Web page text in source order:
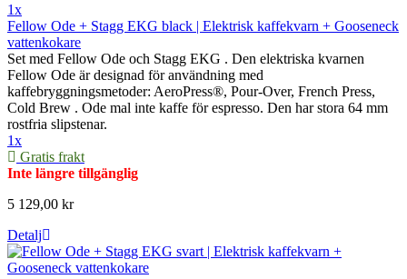
1x
Fellow Ode + Stagg EKG black | Elektrisk kaffekvarn + Gooseneck
vattenkokare
Set med Fellow Ode och Stagg EKG . Den elektriska kvarnen
Fellow Ode är designad för användning med
kaffebryggningsmetoder: AeroPress®, Pour-Over, French Press,
Cold Brew . Ode mal inte kaffe för espresso. Den har stora 64 mm
rostfria slipstenar.
1x
Gratis frakt
Inte längre tillgänglig
5 129,00 kr
Detalj